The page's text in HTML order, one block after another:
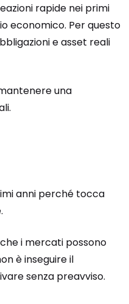
rapide nei primi
economico. Per questo
e asset reali
una
anni perché tocca
i mercati possono
è inseguire il
senza preavviso.